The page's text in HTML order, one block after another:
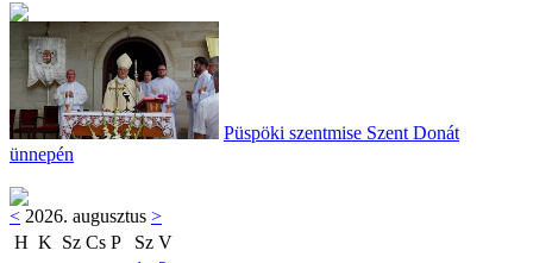
Püspöki szentmise Szent Donát
ünnepén
< 2026. augusztus >
H K Sz Cs P Sz V